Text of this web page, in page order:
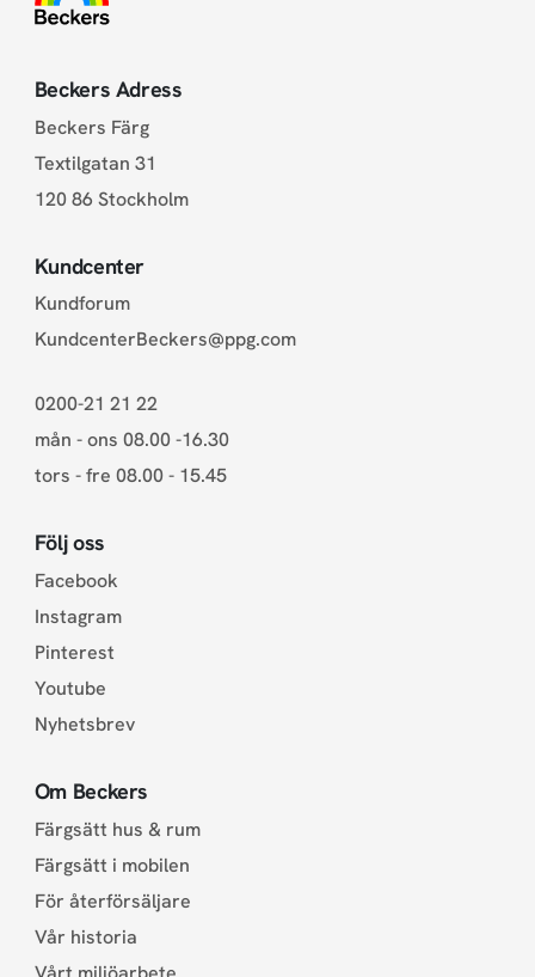
Beckers Adress
Beckers Färg
Textilgatan 31
120 86 Stockholm
Kundcenter
Kundforum
KundcenterBeckers@ppg.com
0200-21 21 22
mån - ons 08.00 -16.30
tors - fre 08.00 - 15.45
Följ oss
Facebook
Instagram
Pinterest
Youtube
Nyhetsbrev
Om Beckers
Färgsätt hus & rum
Färgsätt i mobilen
För återförsäljare
Vår historia